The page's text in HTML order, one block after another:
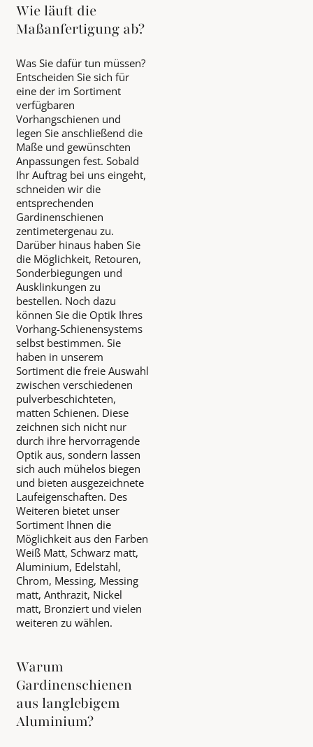
Wie läuft die
Maßanfertigung ab?
Was Sie dafür tun müssen?
Entscheiden Sie sich für
eine der im Sortiment
verfügbaren
Vorhangschienen und
legen Sie anschließend die
Maße und gewünschten
Anpassungen fest. Sobald
Ihr Auftrag bei uns eingeht,
schneiden wir die
entsprechenden
Gardinenschienen
zentimetergenau zu.
Darüber hinaus haben Sie
die Möglichkeit, Retouren,
Sonderbiegungen und
Ausklinkungen zu
bestellen. Noch dazu
können Sie die Optik Ihres
Vorhang-Schienensystems
selbst bestimmen. Sie
haben in unserem
Sortiment die freie Auswahl
zwischen verschiedenen
pulverbeschichteten,
matten Schienen. Diese
zeichnen sich nicht nur
durch ihre hervorragende
Optik aus, sondern lassen
sich auch mühelos biegen
und bieten ausgezeichnete
Laufeigenschaften. Des
Weiteren bietet unser
Sortiment Ihnen die
Möglichkeit aus den Farben
Weiß Matt, Schwarz matt,
Aluminium, Edelstahl,
Chrom, Messing, Messing
matt, Anthrazit, Nickel
matt, Bronziert und vielen
weiteren zu wählen.
Warum
Gardinenschienen
aus langlebigem
Aluminium?